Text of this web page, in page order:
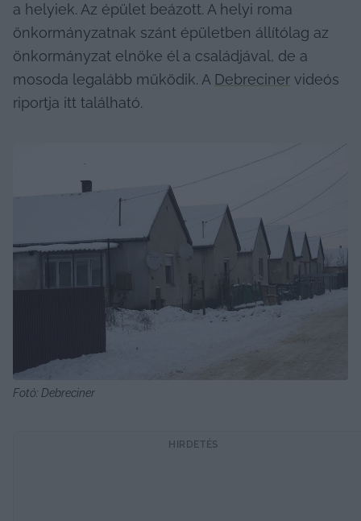
a helyiek. Az épület beázott. A helyi roma
önkormányzatnak szánt épületben állítólag az
önkormányzat elnöke él a családjával, de a
mosoda legalább működik. A Debreciner videós
riportja itt található.
Fotó: Debreciner
HIRDETÉS